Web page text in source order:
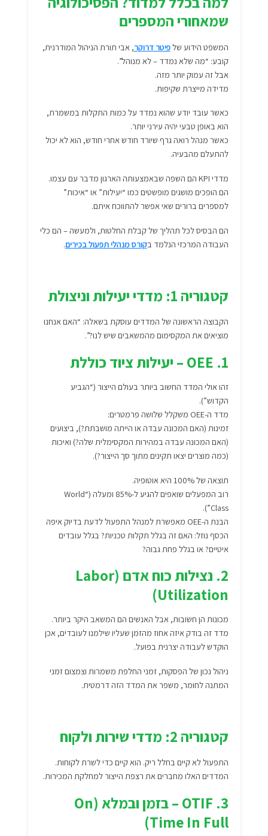
שמאחורי המספרים
המשפט הידוע שלפיטר דרוקר, אבי תורת הניהול המודרנית,
קובע: “מה שלא נמדד – לא מנוהל”.
אבל זה עמוק יותר מזה.
מדידה מייצרת שקיפות.
כאשר עובד יודע שהוא נמדד על כמות התקלות במשמרת,
הוא באופן טבעי יהיה עירני יותר.
כאשר מנהל רואה גרף שיורד חודש אחרי חודש, הוא לא יכול
להתעלם מהבעיה.
מדדי KPI הם השפה שבאמצעותה הארגון מדבר עם עצמו.
הם הופכים מושגים מופשטים כמו “יעילות” או “איכות”
למספרים ברורים שאי אפשר להתווכח איתם.
הם הבסיס לכל תהליך של קבלת החלטות, ולמעשה – הם כלי
העבודה המרכזי הנלמד בקורס מנהלי תפעול בכירים.
קטגוריה 1: מדדי יעילות וניצולת
הקבוצה הראשונה של המדדים עוסקת בשאלה: “האם אנחנו
מוציאים את המקסימום מהמשאבים שיש לנו?”.
1. OEE – יעילות ציוד כוללת
זהו אולי המדד החשוב ביותר בעולם הייצור (“הגביע
הקדוש”).
מדד ה-OEE משקלל שלושה פרמטרים:
זמינות (האם המכונה עבדה או הייתה מושבתת?), ביצועים
(האם המכונה עבדה במהירות המקסימלית שלה?) ואיכות
(כמה מוצרים יצאו תקינים מתוך סך הייצור?).
תוצאה של 100% היא אוטופיה.
רוב המפעלים שואפים להגיע ל-85% ומעלה (“World
Class”).
הבנת ה-OEE מאפשרת למנהל התפעול לדעת בדיוק איפה
הכסף נוזל: האם זה בגלל תקלות טכניות? בגלל עובדים
איטיים? או בגלל פחת גבוה?
2. נצילות כוח אדם (Labor
Utilization)
מכונות הן חשובות, אבל האנשים הם המשאב היקר ביותר.
מדד זה בודק איזה אחוז מהזמן שעליו שילמנו לעובדים, אכן
הוקדש לעבודה יצרנית בפועל.
ניהול נכון של הפסקות, זמני החלפת משמרות וצמצום זמני
המתנה לחומר, משפר את המדד הזה דרמטית.
קטגוריה 2: מדדי שירות ולקוח
התפעול לא קיים בחלל ריק. הוא קיים כדי לשרת לקוחות.
המדדים האלו מחברים את רצפת הייצור למחלקת המכירות.
3. OTIF – בזמן ובמלא (On
Time In Full)